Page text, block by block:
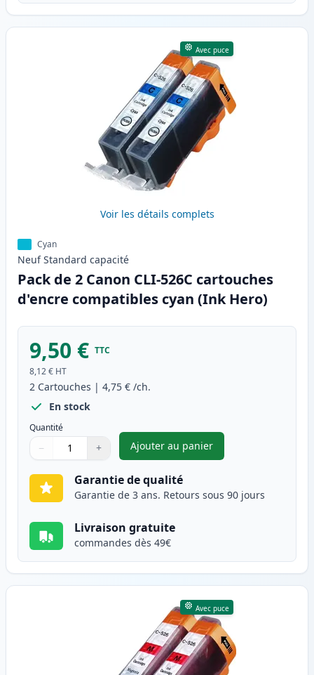
Avec puce
Voir les détails complets
Cyan
Neuf Standard capacité
Pack de 2 Canon CLI-526C cartouches
d'encre compatibles cyan (Ink Hero)
9,50 € TTC
8,12 € HT
2 Cartouches | 4,75 € /ch.
En stock
Quantité
Quantité
Utilisez les boutons pour ajuster
− +
Quantité
Ajouter au panier
,Pack de 2 Canon CLI-526C
Garantie de qualité
Garantie de 3 ans. Retours sous 90 jours
Livraison gratuite
commandes dès 49€
Avec puce